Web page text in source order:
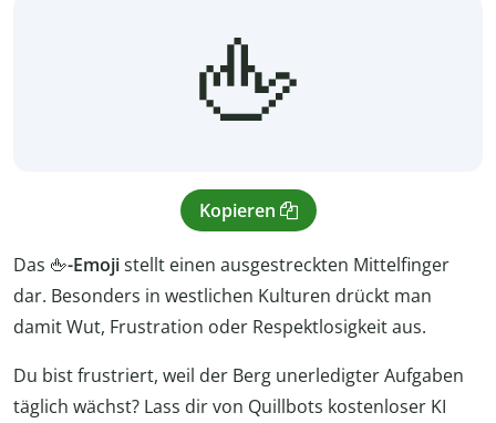
🖕
Kopieren
Das 🖕-Emojistellt einen ausgestreckten Mittelfinger
dar. Besonders in westlichen Kulturen drückt man
damit Wut, Frustration oder Respektlosigkeit aus.
Du bist frustriert, weil der Berg unerledigter Aufgaben
täglich wächst? Lass dir von Quillbots kostenloser KI